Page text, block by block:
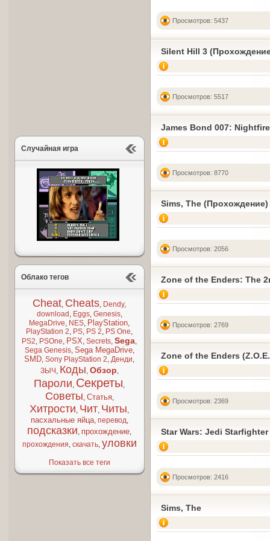
Случайная игра
Облако тегов
Cheat, Cheats, Dendy,
download , Eggs, Genesis,
MegaDrive, NES, PlayStation,
PlayStation 2, PS, PS 2, PS One,
PS2, PSOne, PSX,Secrets,Sega,
Sega Genesis, Sega MegaDrive,
SMD,Sony PlayStation 2,Денди,
ЗЫЧ , Коды, Обзор,
Пароли, Секреты,
Советы, Статья,
Хитрости, Чит, Читы,
пасхальные яйца, перевод,
подсказки, прохождение,
прохождения, скачать, уловки
Показать все теги
Просмотров: 5437
Silent Hill 3
Просмотров: 5517
James Bond 007:
Просмотров: 8770
Sims, The (Прохождение)
Просмотров: 2056
Zone of the Enders: The
Просмотров: 2769
Zone of the Enders
Просмотров: 2369
Star Wars: Jedi Starfighter
Просмотров: 2416
Sims, The